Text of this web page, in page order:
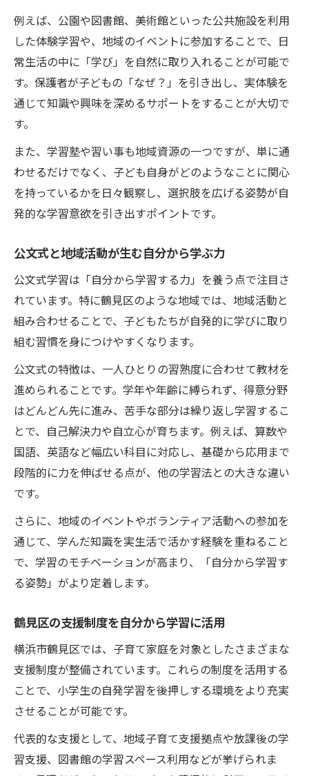
例えば、公園や図書館、美術館といった公共施設を利用
した体験学習や、地域のイベントに参加することで、日
常生活の中に「学び」を自然に取り入れることが可能で
す。保護者が子どもの「なぜ？」を引き出し、実体験を
通じて知識や興味を深めるサポートをすることが大切で
す。
また、学習塾や習い事も地域資源の一つですが、単に通
わせるだけでなく、子ども自身がどのようなことに関心
を持っているかを日々観察し、選択肢を広げる姿勢が自
発的な学習意欲を引き出すポイントです。
公文式と地域活動が生む自分から学ぶ力
公文式学習は「自分から学習する力」を養う点で注目さ
れています。特に鶴見区のような地域では、地域活動と
組み合わせることで、子どもたちが自発的に学びに取り
組む習慣を身につけやすくなります。
公文式の特徴は、一人ひとりの習熟度に合わせて教材を
進められることです。学年や年齢に縛られず、得意分野
はどんどん先に進み、苦手な部分は繰り返し学習するこ
とで、自己解決力や自立心が育ちます。例えば、算数や
国語、英語など幅広い科目に対応し、基礎から応用まで
段階的に力を伸ばせる点が、他の学習法との大きな違い
です。
さらに、地域のイベントやボランティア活動への参加を
通じて、学んだ知識を実生活で活かす経験を重ねること
で、学習のモチベーションが高まり、「自分から学習す
る姿勢」がより定着します。
鶴見区の支援制度を自分から学習に活用
横浜市鶴見区では、子育て家庭を対象としたさまざまな
支援制度が整備されています。これらの制度を活用する
ことで、小学生の自発学習を後押しする環境をより充実
させることが可能です。
代表的な支援として、地域子育て支援拠点や放課後の学
習支援、図書館の学習スペース利用などが挙げられま